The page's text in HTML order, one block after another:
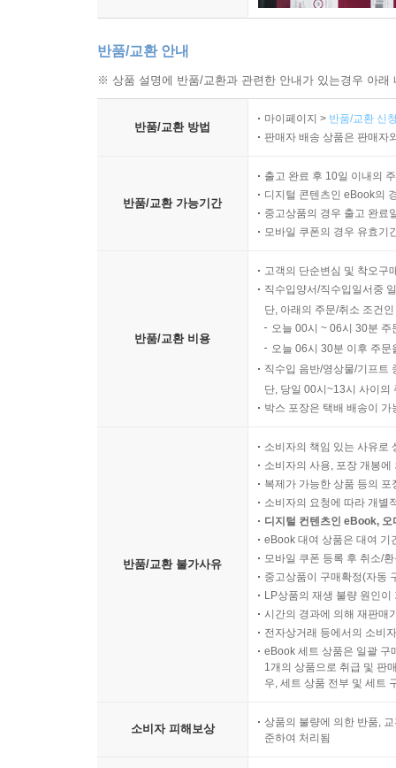
반품/교환 안내
※ 상품 설명에 반품/교환과 관련한 안내가 있는경우 아
반품/교환 방법
마이페이지 > 반품/교환 신
판매자 배송 상품은 판매자
반품/교환 가능기간
출고 완료 후 10일 이내의
디지털 콘텐츠인 eBook의
중고상품의 경우 출고 완료
모바일 쿠폰의 경우 유효기
반품/교환 비용
고객의 단순변심 및 착오구
직수입양서/직수입일서중
단, 아래의 주문/취소 조건
오늘 00시 ~ 06시 30분
오늘 06시 30분 이후 주
직수입 음반/영상물/기프트
단, 당일 00시~13시 사이의
박스 포장은 택배 배송이
반품/교환 불가사유
소비자의 책임 있는 사유로
소비자의 사용, 포장 개봉
복제가 가능한 상품 등의
소비자의 요청에 따라 개별
디지털 컨텐츠인 eBook,
eBook 대여 상품은 대여 기
모바일 쿠폰 등록 후 취소/
중고상품이 구매확정(자동
LP상품의 재생 불량 원인
시간의 경과에 의해 재판매
전자상거래 등에서의 소비
eBook 세트 상품은 일괄 구
1개의 상품으로 취급 및 판
우, 세트 상품 전부 및 세트
소비자 피해보상
상품의 불량에 의한 반품,
준하여 처리됨